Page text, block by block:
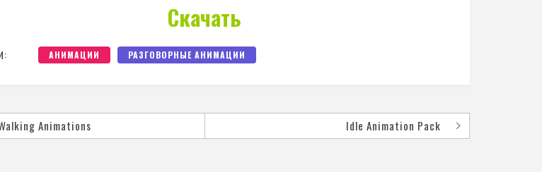
Скачать
АНИМАЦИИ РАЗГОВОРНЫЕ АНИМАЦИИ
Animations Idle Animation Pack